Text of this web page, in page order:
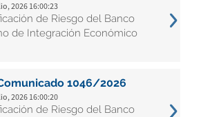
2026 16:00:23
de Riesgo del Banco
de Integración Económico
1046/2026
2026 16:00:20
de Riesgo del Banco